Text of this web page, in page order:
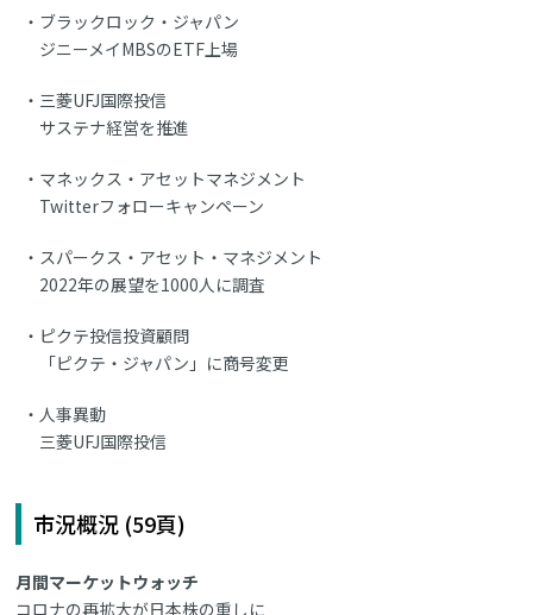
ブラックロック・ジャパン
ジニーメイMBSのETF上場
三菱UFJ国際投信
サステナ経営を推進
マネックス・アセットマネジメント
Twitterフォローキャンペーン
スパークス・アセット・マネジメント
2022年の展望を1000人に調査
ピクテ投信投資顧問
「ピクテ・ジャパン」に商号変更
人事異動
三菱UFJ国際投信
市況概況 (59頁)
月間マーケットウォッチ
コロナの再拡大が日本株の重しに